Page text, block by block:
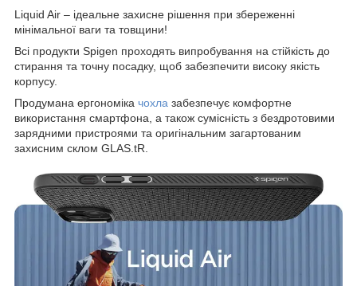
Liquid Air – ідеальне захисне рішення при збереженні
мінімальної ваги та товщини!
Всі продукти Spigen проходять випробування на стійкість до
стирання та точну посадку, щоб забезпечити високу якість
корпусу.
Продумана ергономіка чохла забезпечує комфортне
використання смартфона, а також сумісність з бездротовими
зарядними пристроями та оригінальним загартованим
захисним склом GLAS.tR.